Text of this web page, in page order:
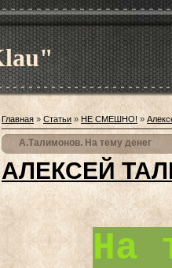
Главная » Статьи » НЕ СМЕШНО! »
А.Талимонов. На тему денег
АЛЕКСЕЙ
На